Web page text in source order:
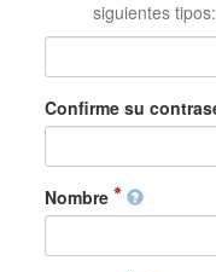
siguientes
Confirme su
Nombre